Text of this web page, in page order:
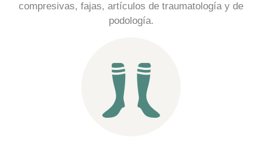
compresivas, fajas, artículos de traumatología y de
podología.